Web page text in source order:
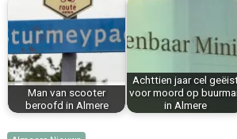
Man van scooter
beroofd in Almere
Achttien jaar cel
voor moord op
in Almere